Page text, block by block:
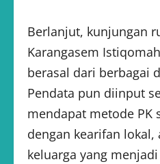
Berlanjut, kunjungan
Karangasem
berasal dari berbagai
Pendata pun diinput
mendapat metode
dengan kearifan lokal,
keluarga yang